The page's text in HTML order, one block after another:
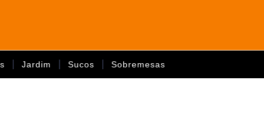
Jardim Sucos Sobremesas